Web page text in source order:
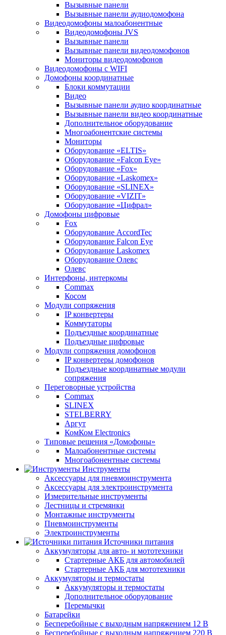
Вызывные панели
Вызывные панели аудиодомофона
Видеодомофоны малоабонентные
Видеодомофоны JVS
Вызывные панели
Вызывные панели видеодомофонов
Мониторы видеодомофонов
Видеодомофоны с WIFI
Домофоны координатные
Блоки коммутации
Видео
Вызывные панели аудио координатные
Вызывные панели видео координатные
Дополнительное оборудование
Многоабонентские системы
Мониторы
Оборудование «ELTIS»
Оборудование «Falcon Eye»
Оборудование «Fox»
Оборудование «Laskomex»
Оборудование «SLINEX»
Оборудование «VIZIT»
Оборудование «Цифрал»
Домофоны цифровые
Fox
Оборудование AccordTec
Оборудование Falcon Eye
Оборудование Laskomex
Оборудование Олевс
Олевс
Интерфоны, интеркомы
Commax
Косом
Модули сопряжения
IP конвертеры
Коммутаторы
Подъездные координатные
Подъездные цифровые
Модули сопряжения домофонов
IP конвертеры домофонов
Подъездные координатные модули
сопряжения
Переговорные устройства
Commax
SLINEX
STELBERRY
Аргут
КомКом Electronics
Типовые решения «Домофоны»
Малоабонентные системы
Многоабонентные системы
Инструменты
Аксессуары для пневмоинструмента
Аксессуары для электроинструмента
Измерительные инструменты
Лестницы и стремянки
Монтажные инструменты
Пневмоинструменты
Электроинструменты
Источники питания
Аккумуляторы для авто- и мототехники
Стартерные АКБ для автомобилей
Стартерные АКБ для мототехники
Аккумуляторы и термостаты
Аккумуляторы и термостаты
Дополнительное оборудование
Перемычки
Батарейки
Бесперебойные с выходным напряжением 12 В
Бесперебойные с выходным напряжением 220 В